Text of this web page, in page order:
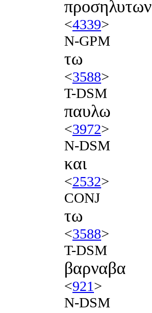
προσηλυτων
<4339>
N-GPM
τω
<3588>
T-DSM
παυλω
<3972>
N-DSM
και
<2532>
CONJ
τω
<3588>
T-DSM
βαρναβα
<921>
N-DSM